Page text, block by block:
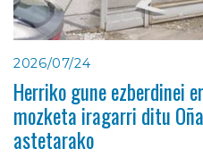
2026/07/24
Herriko gune ezberdinei
mozketa iragarri ditu
astetarako